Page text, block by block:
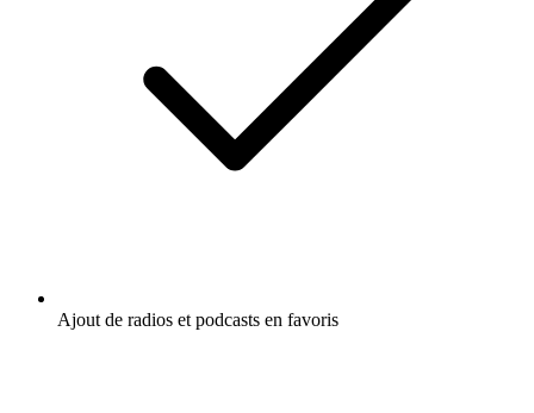
Ajout de radios et podcasts en favoris